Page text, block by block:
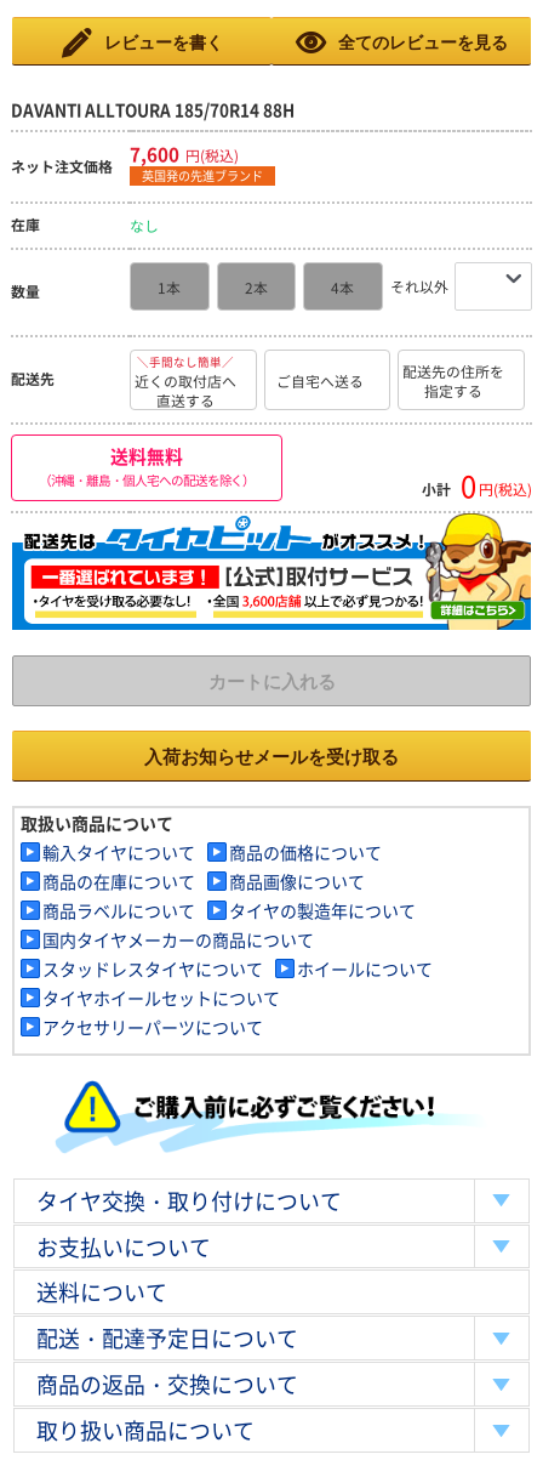
次はどうしよう・・ スタッフさんおすすめ有ります？
できませんが、全般にタイヤが、 Vector 4Seasonsより柔らかい
ので、 静粛性・乗り心地は良くなった事は確かです。 街乗り中
心で、たまにスノボに出かける程度なので、このタイヤを選んで
正解だったと思います。
レビューを書く 全てのレビューを見る
DAVANTI ALLTOURA 185/70R14 88H
ネット注文価格 7,600 円(税込)
英国発の先進ブランド
在庫 なし
数量 1本 2本 4本 それ以外
配送先
＼手間なし簡単／
近くの取付店へ
直送する
ご自宅へ送る
配送先の住所を
指定する
送料無料
（沖縄・離島・個人宅への配送を除く） 小計 0 円(税込)
カートに入れる
入荷お知らせメールを受け取る
取扱い商品について
輸入タイヤについて
商品の価格について
商品の在庫について
商品画像について
商品ラベルについて
タイヤの製造年について
国内タイヤメーカーの商品について
スタッドレスタイヤについて
ホイールについて
タイヤホイールセットについて
アクセサリーパーツについて
タイヤ交換・取り付けについて
お支払いについて
送料について
配送・配達予定日について
商品の返品・交換について
取り扱い商品について